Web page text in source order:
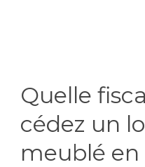
Quelle
cédez un
meublé en